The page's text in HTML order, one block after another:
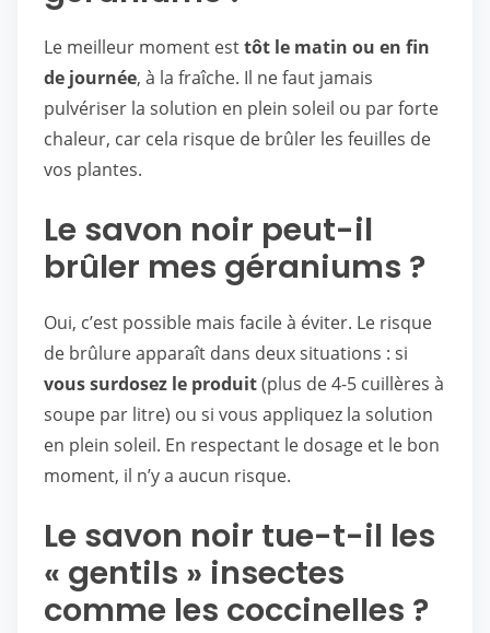
Le meilleur moment esttôt le matin ou en fin
de journée, à la fraîche. Il ne faut jamais
pulvériser la solution en plein soleil ou par forte
chaleur, car cela risque de brûler les feuilles de
vos plantes.
Le savon noir peut-il
brûler mes géraniums ?
Oui, c’est possible mais facile à éviter. Le risque
de brûlure apparaît dans deux situations : si
vous surdosez le produit(plus de 4-5 cuillères à
soupe par litre) ou si vous appliquez la solution
en plein soleil. En respectant le dosage et le bon
moment, il n’y a aucun risque.
Le savon noir tue-t-il les
« gentils » insectes
comme les coccinelles ?